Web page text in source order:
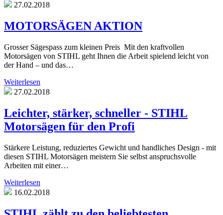
27.02.2018
MOTORSÄGEN AKTION
Grosser Sägespass zum kleinen Preis Mit den kraftvollen
Motorsägen von STIHL geht Ihnen die Arbeit spielend leicht von
der Hand – und das…
Weiterlesen
27.02.2018
Leichter, stärker, schneller - STIHL
Motorsägen für den Profi
Stärkere Leistung, reduziertes Gewicht und handliches Design - mit
diesen STIHL Motorsägen meistern Sie selbst anspruchsvolle
Arbeiten mit einer…
Weiterlesen
16.02.2018